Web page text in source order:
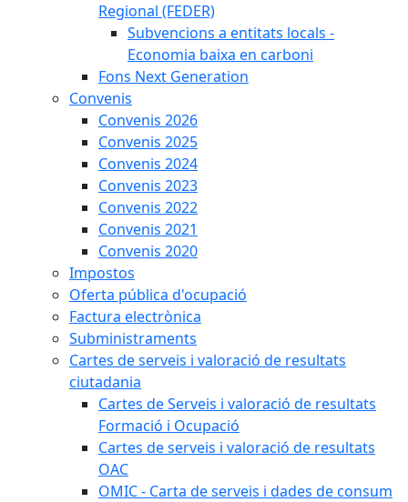
Regional (FEDER)
Subvencions a entitats locals -
Economia baixa en carboni
Fons Next Generation
Convenis
Convenis 2026
Convenis 2025
Convenis 2024
Convenis 2023
Convenis 2022
Convenis 2021
Convenis 2020
Impostos
Oferta pública d'ocupació
Factura electrònica
Subministraments
Cartes de serveis i valoració de resultats
ciutadania
Cartes de Serveis i valoració de resultats
Formació i Ocupació
Cartes de serveis i valoració de resultats
OAC
OMIC - Carta de serveis i dades de consum